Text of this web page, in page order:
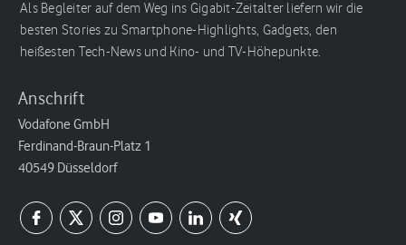
Als Begleiter auf dem Weg ins Gigabit-Zeitalter liefern wir die
besten Stories zu Smartphone-Highlights, Gadgets, den
heißesten Tech-News und Kino- und TV-Höhepunkte.
Anschrift
Vodafone GmbH
Ferdinand-Braun-Platz 1
40549 Düsseldorf